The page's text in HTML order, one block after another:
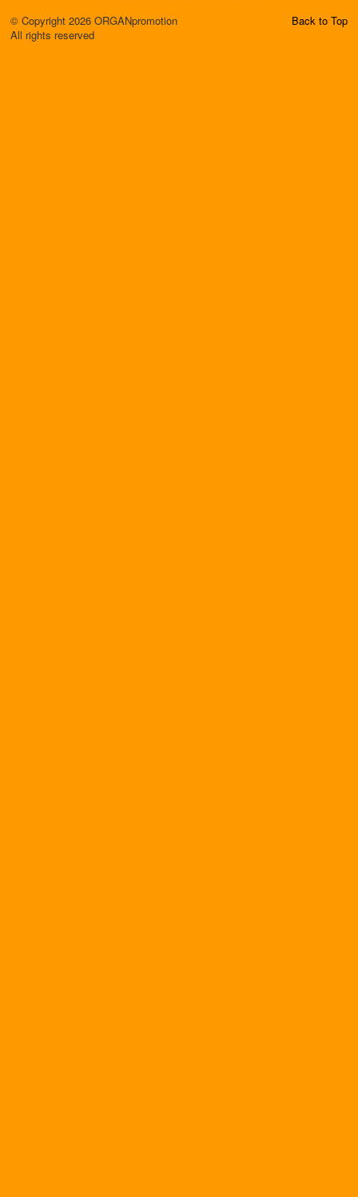
© Copyright 2026 ORGANpromotion
All rights reserved
Back to Top